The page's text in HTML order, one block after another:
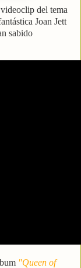
del tema
Joan Jett
sabido
"Queen of